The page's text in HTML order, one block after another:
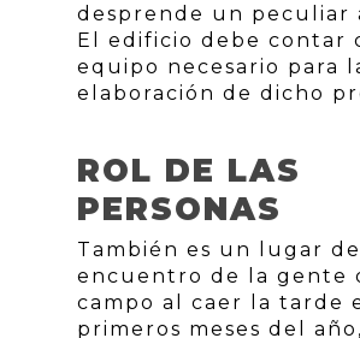
desprende un peculiar
El edificio debe contar
equipo necesario para
elaboración de dicho
ROL DE LAS
PERSONAS
También es un lugar de
encuentro de la gente
campo al caer la tarde
primeros meses del